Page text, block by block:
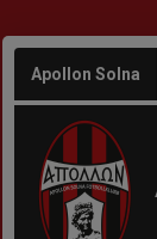
Apollon Solna